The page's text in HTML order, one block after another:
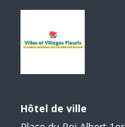
Hôtel de ville